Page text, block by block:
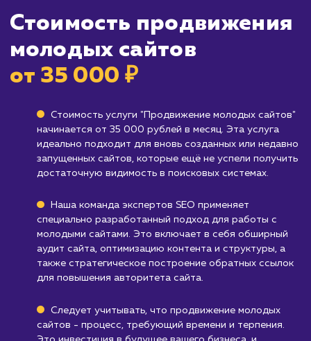
Устоявшимся сайтам
существует достаточно долго и имеет
стабильный органический трафик, вам,
по оптимизации SEO.
Брендам, не зависящим от веб-трафика
Если ваш бизнес-модель не ориентирована
продажах, то эта услуга может быть не
релевантна.
Узнать почему